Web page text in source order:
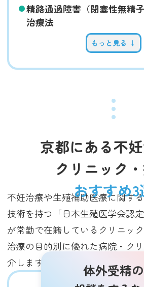
精路通過障害（閉塞性無精
治療法
もっと見る ↓
京都にある不
クリニック
おすすめ3
不妊治療や生殖補助医療に関す
技術を持つ「日本生殖医学会認
が常勤で在籍しているクリニック
治療の目的別に優れた病院・ク
介します（2025年3月調査時点）。
体外受精の